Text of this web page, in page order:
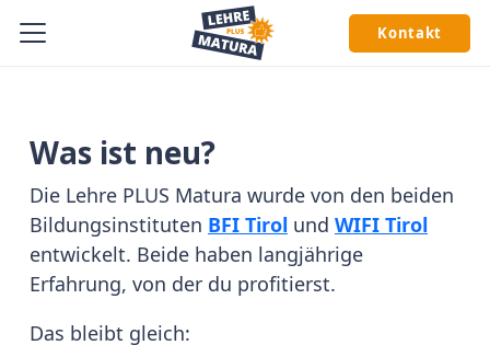
Kontakt
Was ist neu?
Die Lehre PLUS Matura wurde von den beiden
Bildungsinstituten BFI Tirol und WIFI Tirol
entwickelt. Beide haben langjährige
Erfahrung, von der du profitierst.
Das bleibt gleich: